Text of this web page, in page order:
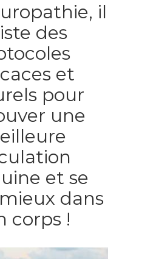
il
des
et
pour
une
et se
dans
corps !